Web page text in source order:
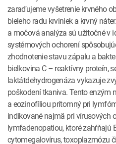
zaraďujeme vyšetrenie krvného
bieleho radu krviniek a krvný
a močová analýza sú užitočné v
systémových ochorení
zhodnotenie stavu zápalu a
bielkovina C – reaktívny proteín,
laktátdehydrogenáza vykazuje
poškodení tkaniva. Tento
a eozinofíliou prítomný pri
indikované najmä pri vírusových
lymfadenopatiou, ktoré zahŕňajú
cytomegalovírus, toxoplazmózu